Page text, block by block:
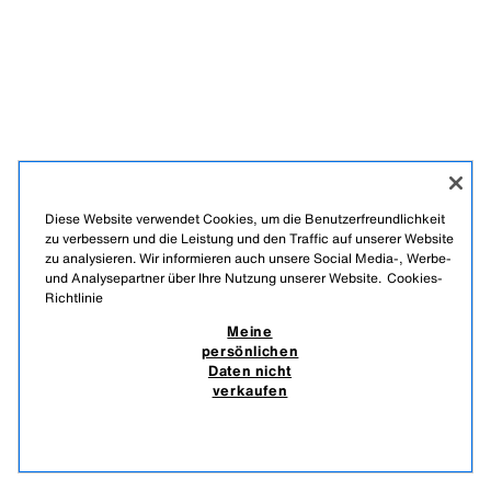
Diese Website verwendet Cookies, um die Benutzerfreundlichkeit
zu verbessern und die Leistung und den Traffic auf unserer Website
zu analysieren. Wir informieren auch unsere Social Media-, Werbe-
und Analysepartner über Ihre Nutzung unserer Website. Cookies-
Richtlinie
Meine
persönlichen
Daten nicht
verkaufen